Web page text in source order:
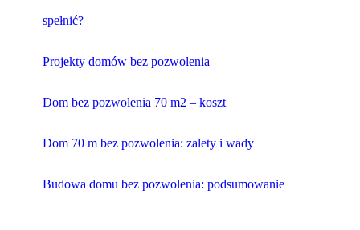
spełnić?
Projekty domów bez pozwolenia
Dom bez pozwolenia 70 m2 – koszt
Dom 70 m bez pozwolenia: zalety i wady
Budowa domu bez pozwolenia: podsumowanie